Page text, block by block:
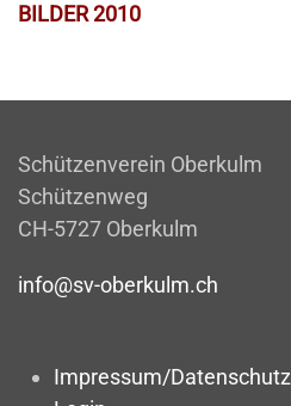
BILDER 2010
Schützenverein Oberkulm
Schützenweg
CH-5727 Oberkulm
info@sv-oberkulm.ch
Impressum/Datenschutz